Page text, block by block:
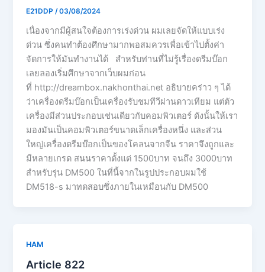
E21DDP/03/08/2024
เนื่องจากมีผู้สนใจต้องการเร่งด่วน ผมเลยจัดให้แบบเร่ง
ด่วน ซึ่งคนทำต้องศึกษามากพอสมควรเพื่อเข้าไปตั้งค่า
จัดการให้มันทำงานได้ สำหรับท่านที่ไม่รู้เรื่องดรีมบ๊อก
เลยลองเริ่มศึกษาจากเว็บผมก่อน
ที่ http://dreambox.nakhonthai.net อธิบายคร่าว ๆ ได้
ว่าเครื่องดรีมบ๊อกเป็นเครื่องรับชมทีวีผ่านดาวเทียม แต่ตัว
เครื่องมีส่วนประกอบเช่นเดียวกับคอมพิวเตอร์ ดังนั้นให้เรา
มองมันเป็นคอมพิวเตอร์ขนาดเล็กเครื่องหนึ่ง และส่วน
ใหญ่เครื่องดรีมบ๊อกเป็นของโคลนจากจีน ราคาจึงถูกและ
มีหลายเกรด สนนราคาตั้งแต่ 1500บาท จนถึง 3000บาท
สำหรับรุ่น DM500 ในที่นี้จากในรูปประกอบผมใช้
DM518-s มาทดสอบซึ่งภายในเหมือนกับ DM500
HAM
Article 822